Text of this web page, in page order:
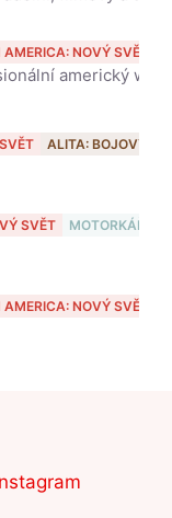
NOVÝ SVĚT
ALITA: BOJOVÝ
SVĚT MOTORKÁŘI
NOVÝ SVĚT